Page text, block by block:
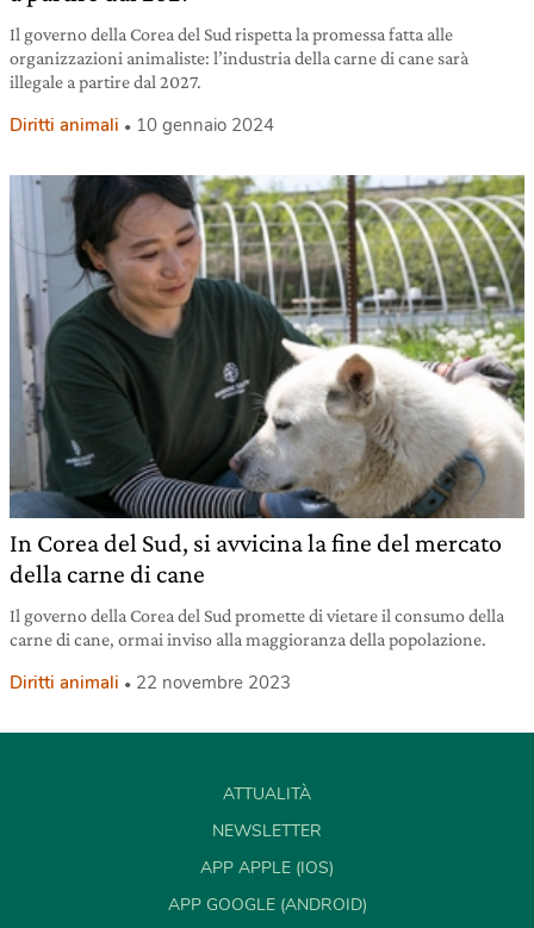
Il governo della Corea del Sud rispetta la promessa fatta alle
organizzazioni animaliste: l’industria della carne di cane sarà
illegale a partire dal 2027.
Diritti animali 10 gennaio 2024
In Corea del Sud, si avvicina la fine del mercato
della carne di cane
Il governo della Corea del Sud promette di vietare il consumo della
carne di cane, ormai inviso alla maggioranza della popolazione.
Diritti animali 22 novembre 2023
ATTUALITÀ
NEWSLETTER
APP APPLE (IOS)
APP GOOGLE (ANDROID)